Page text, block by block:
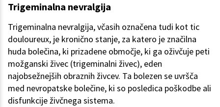
Trigeminalna nevralgija
Trigeminalna nevralgija, včasih označena tudi kot tic
douloureux, je kronično stanje, za katero je značilna
huda bolečina, ki prizadene območje, ki ga oživčuje peti
možganski živec (trigeminalni živec), eden
najobsežnejših obraznih živcev. Ta bolezen se uvršča
med nevropatske bolečine, ki so posledica poškodbe ali
disfunkcije živčnega sistema.